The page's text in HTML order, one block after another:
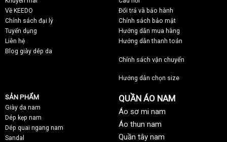
Về KEEDO
Chính sách đại lý
Tuyển dụng
Liên hệ
Blog giày dép da
Đổi trả và bảo hành
Chính sách bảo mật
Hướng dẫn mua hàng
Hướng dẫn thanh toán
Chính sách vận chuyển
Hướng dẫn chọn size
SẢN PHẨM
Giày da nam
Dép kẹp nam
Dép quai ngang nam
Sandal
QUẦN ÁO NAM
Áo sơ mi nam
Áo thun nam
Quần tây nam